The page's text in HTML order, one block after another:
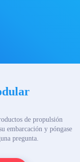
de propulsión
embarcación y póngase
pregunta.